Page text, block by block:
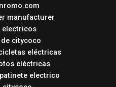
manufacturer
electricos
citycoco
eléctricas
eléctricas
electrico